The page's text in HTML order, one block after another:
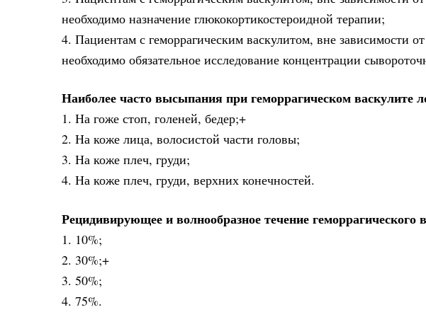
необходимо назначение глюкокортикостероидной терапии;
4. Пациентам с геморрагическим васкулитом, вне зависимости
необходимо обязательное исследование концентрации
Наиболее часто высыпания при геморрагическом васкулите
1. На гоже стоп, голеней, бедер;+
2. На коже лица, волосистой части головы;
3. На коже плеч, груди;
4. На коже плеч, груди, верхних конечностей.
Рецидивирующее и волнообразное течение
1. 10%;
2. 30%;+
3. 50%;
4. 75%.